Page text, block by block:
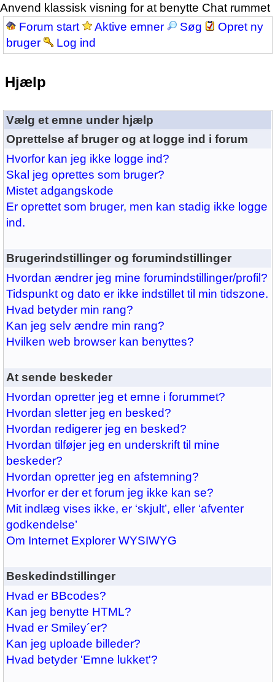
Anvend klassisk visning for at benytte Chat rummet
Forum start
Aktive emner Søg
Opret ny
bruger
Log ind
Hjælp
Vælg et emne under hjælp
Oprettelse af bruger og at logge ind i forum
Hvorfor kan jeg ikke logge ind?
Skal jeg oprettes som bruger?
Mistet adgangskode
Er oprettet som bruger, men kan stadig ikke logge
ind.
Brugerindstillinger og forumindstillinger
Hvordan ændrer jeg mine forumindstillinger/profil?
Tidspunkt og dato er ikke indstillet til min tidszone.
Hvad betyder min rang?
Kan jeg selv ændre min rang?
Hvilken web browser kan benyttes?
At sende beskeder
Hvordan opretter jeg et emne i forummet?
Hvordan sletter jeg en besked?
Hvordan redigerer jeg en besked?
Hvordan tilføjer jeg en underskrift til mine
beskeder?
Hvordan opretter jeg en afstemning?
Hvorfor er der et forum jeg ikke kan se?
Mit indlæg vises ikke, er ‘skjult’, eller ‘afventer
godkendelse’
Om Internet Explorer WYSIWYG
Beskedindstillinger
Hvad er BBcodes?
Kan jeg benytte HTML?
Hvad er Smiley´er?
Kan jeg uploade billeder?
Hvad betyder 'Emne lukket'?